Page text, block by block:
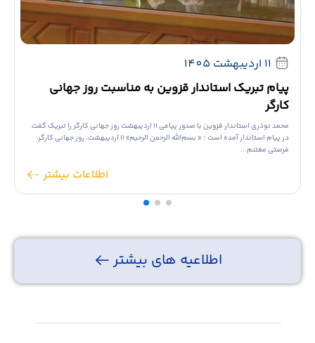
11 اردیبهشت 1405
پیام تبریک استاندار قزوین به مناسبت روز جهانی
کارگر
محمد نوذری استاندار قزوین با صدور پیامی ۱۱ اردیبهشت روز جهانی کارگر را تبریک گفت.
در پیام استاندار آمده است ؛ « بسم‌الله الرحمن الرحیم» ۱۱ اردیبهشت، روز جهانی کارگر،
فرصتی مغتنم...
اطلاعات بیشتر
اطلاعیه های بیشتر